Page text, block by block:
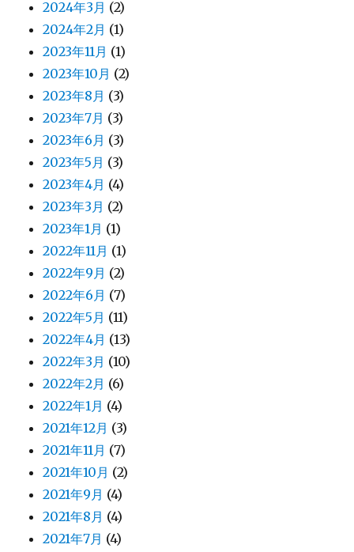
2024年3月 (2)
2024年2月 (1)
2023年11月 (1)
2023年10月 (2)
2023年8月 (3)
2023年7月 (3)
2023年6月 (3)
2023年5月 (3)
2023年4月 (4)
2023年3月 (2)
2023年1月 (1)
2022年11月 (1)
2022年9月 (2)
2022年6月 (7)
2022年5月 (11)
2022年4月 (13)
2022年3月 (10)
2022年2月 (6)
2022年1月 (4)
2021年12月 (3)
2021年11月 (7)
2021年10月 (2)
2021年9月 (4)
2021年8月 (4)
2021年7月 (4)